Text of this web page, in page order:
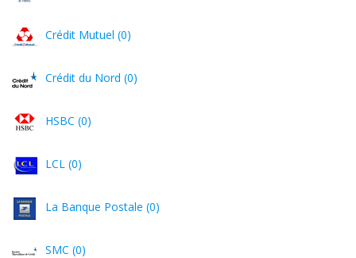
Crédit Mutuel (0)
Crédit du Nord (0)
HSBC (0)
LCL (0)
La Banque Postale (0)
SMC (0)